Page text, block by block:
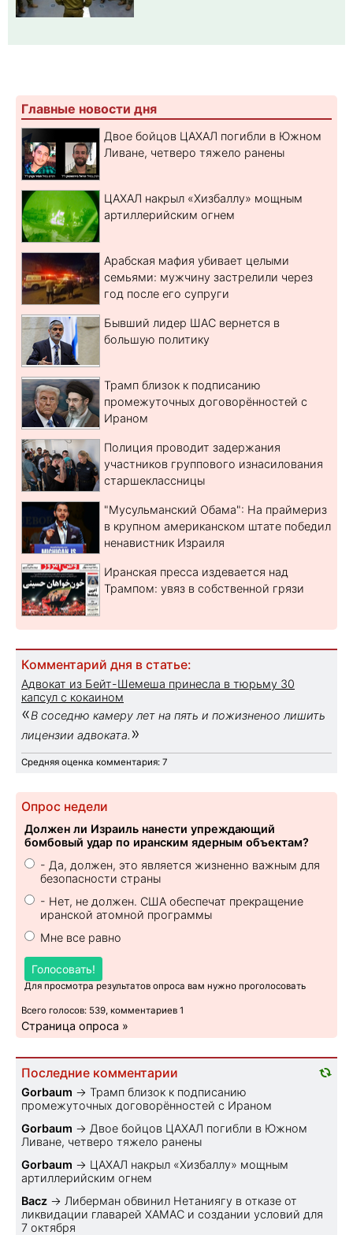
Главные новости дня
Двое бойцов ЦАХАЛ погибли в Южном
Ливане, четверо тяжело ранены
ЦАХАЛ накрыл «Хизбаллу» мощным
артиллерийским огнем
Арабская мафия убивает целыми
семьями: мужчину застрелили через
год после его супруги
Бывший лидер ШАС вернется в
большую политику
Трамп близок к подписанию
промежуточных договорённостей с
Ираном
Полиция проводит задержания
участников группового изнасилования
старшеклассницы
"Мусульманский Обама": На праймериз
в крупном американском штате победил
ненавистник Израиля
Иранская пресса издевается над
Трампом: увяз в собственной грязи
Комментарий дня в статье:
Адвокат из Бейт-Шемеша принесла в тюрьму 30
капсул с кокаином
«В соседню камеру лет на пять и пожизненоо лишить
лицензии адвоката. »
Средняя оценка комментария: 7
Опрос недели
Должен ли Израиль нанести упреждающий
бомбовый удар по иранским ядерным объектам?
- Да, должен, это является жизненно важным для
безопасности страны
- Нет, не должен. США обеспечат прекращение
иранской атомной программы
Мне все равно
Голосовать!
Для просмотра результатов опроса вам нужно проголосовать
Всего голосов: 539, комментариев 1
Страница опроса »
Последние комментарии
Gorbaum → Трамп близок к подписанию
промежуточных договорённостей с Ираном
Gorbaum → Двое бойцов ЦАХАЛ погибли в Южном
Ливане, четверо тяжело ранены
Gorbaum → ЦАХАЛ накрыл «Хизбаллу» мощным
артиллерийским огнем
Bacz → Либерман обвинил Нетаниягу в отказе от
ликвидации главарей ХАМАС и создании условий для
7 октября